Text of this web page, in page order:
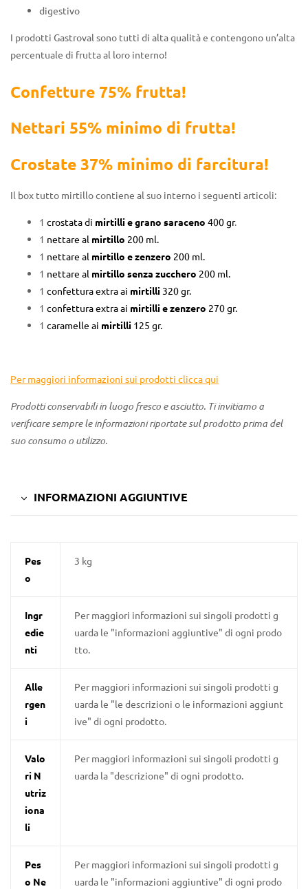
digestivo
I prodotti Gastroval sono tutti di alta qualità e contengono un’alta
percentuale di frutta al loro interno!
Confetture 75% frutta!
Nettari 55% minimo di frutta!
Crostate 37% minimo di farcitura!
Il box tutto mirtillo contiene al suo interno i seguenti articoli:
1 crostata di mirtilli e grano saraceno 400 gr.
1 nettare al mirtillo 200 ml.
1 nettare al mirtillo e zenzero 200 ml.
1 nettare al mirtillo senza zucchero 200 ml.
1 confettura extra ai mirtilli 320 gr.
1 confettura extra ai mirtilli e zenzero 270 gr.
1 caramelle ai mirtilli 125 gr.
Per maggiori informazioni sui prodotti clicca qui
Prodotti conservabili in luogo fresco e asciutto. Ti invitiamo a
verificare sempre le informazioni riportate sul prodotto prima del
suo consumo o utilizzo.
INFORMAZIONI AGGIUNTIVE
Pes
o
3 kg
Ingr
edie
nti
Per maggiori informazioni sui singoli prodotti g
uarda le "informazioni aggiuntive" di ogni prodo
tto.
Alle
rgen
i
Per maggiori informazioni sui singoli prodotti g
uarda le "le descrizioni o le informazioni aggiunt
ive" di ogni prodotto.
Valo
ri N
utriz
iona
li
Per maggiori informazioni sui singoli prodotti g
uarda la "descrizione" di ogni prodotto.
Pes
o Ne
Per maggiori informazioni sui singoli prodotti g
uarda le "informazioni aggiuntive" di ogni prodo